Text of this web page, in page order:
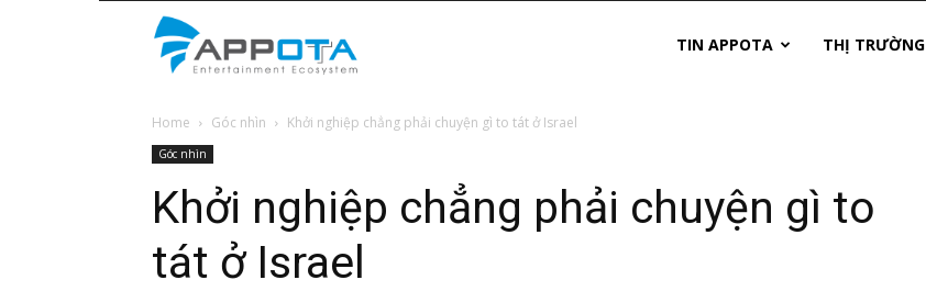
News
TIN APPOTA THỊ TRƯỜNG
Home Góc nhìn Khởi nghiệp chẳng phải chuyện gì to tát ở Israel
Góc nhìn
Khởi nghiệp chẳng phải chuyện gì to
tát ở Israel